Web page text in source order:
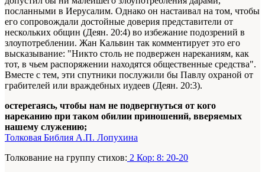
посланными в Иерусалим. Однако он настаивал на том, чтобы
его сопровождали достойные доверия представители от
нескольких общин (Деян. 20:4) во избежание подозрений в
злоупотреблении. Жан Кальвин так комментирует это его
высказывание: "Никто столь не подвержен нареканиям, как
тот, в чьем распоряжении находятся общественные средства".
Вместе с тем, эти спутники послужили бы Павлу охраной от
грабителей или враждебных иудеев (Деян. 20:3).
остерегаясь, чтобы нам не подвергнуться от кого
нареканию при таком обилии приношений, вверяемых
нашему служению;
Толковая Библия А.П. Лопухина
Толкование на группу стихов: 2 Кор: 8: 20-20